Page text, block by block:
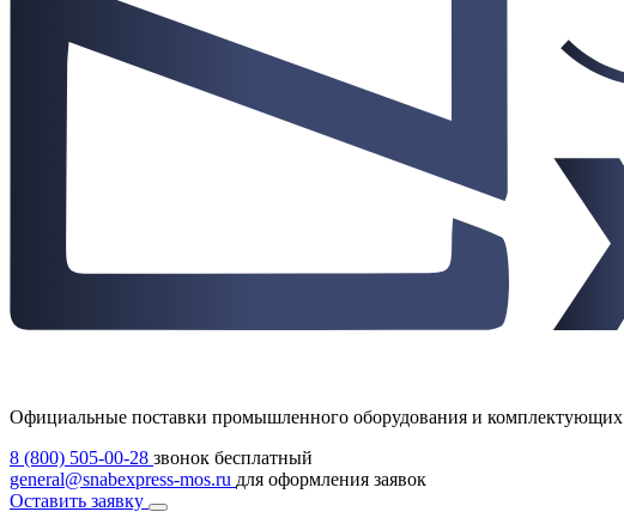
Официальные поставки промышленного оборудования и комплектующих
8 (800) 505-00-28 звонок бесплатный
general@snabexpress-mos.ru для оформления заявок
Оставить заявку